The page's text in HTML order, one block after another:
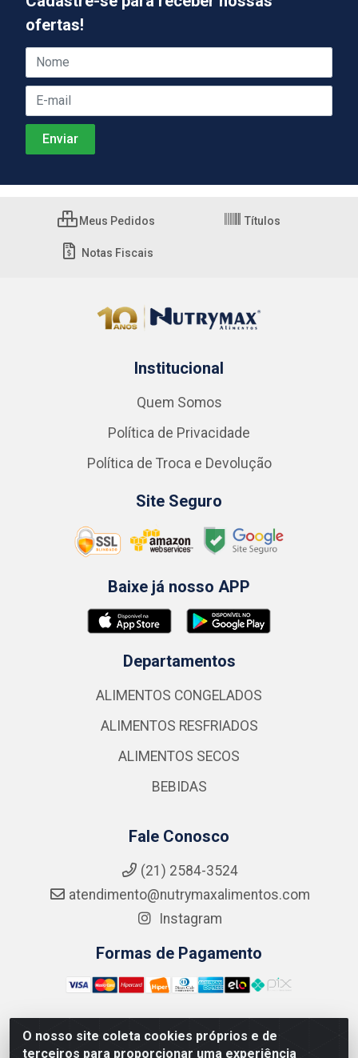
O nosso site coleta cookies próprios e de
terceiros para proporcionar uma experiência
ofertas!
Meus Pedidos Títulos
Notas Fiscais
Institucional
Quem Somos
Política de Privacidade
Política de Troca e Devolução
Site Seguro
Baixe já nosso APP
Departamentos
ALIMENTOS CONGELADOS
ALIMENTOS RESFRIADOS
ALIMENTOS SECOS
BEBIDAS
Fale Conosco
(21) 2584-3524
atendimento@nutrymaxalimentos.com
Instagram
Formas de Pagamento
NUTRY MAX COMÉRCIO DE PRODUTOS ALIMENTICIOS